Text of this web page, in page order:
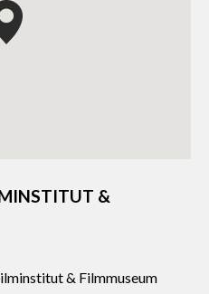
&
& Filmmuseum